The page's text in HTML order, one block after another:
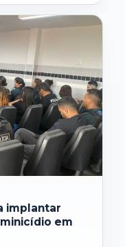
implantar
em